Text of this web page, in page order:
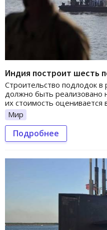
Индия построит шесть
Строительство подлодок в
должно быть
их стоимость оценивается
Мир
Подробнее